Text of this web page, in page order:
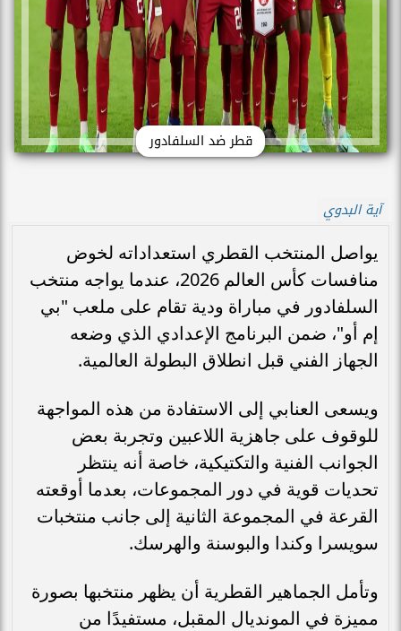
قطر ضد السلفادور
آية البدوي
يواصل المنتخب القطري استعداداته لخوض
منافسات كأس العالم 2026، عندما يواجه منتخب
السلفادور في مباراة ودية تقام على ملعب "بي
إم أو"، ضمن البرنامج الإعدادي الذي وضعه
الجهاز الفني قبل انطلاق البطولة العالمية.
ويسعى العنابي إلى الاستفادة من هذه المواجهة
للوقوف على جاهزية اللاعبين وتجربة بعض
الجوانب الفنية والتكتيكية، خاصة أنه ينتظر
تحديات قوية في دور المجموعات، بعدما أوقعته
القرعة في المجموعة الثانية إلى جانب منتخبات
سويسرا وكندا والبوسنة والهرسك.
وتأمل الجماهير القطرية أن يظهر منتخبها بصورة
مميزة في المونديال المقبل، مستفيدًا من